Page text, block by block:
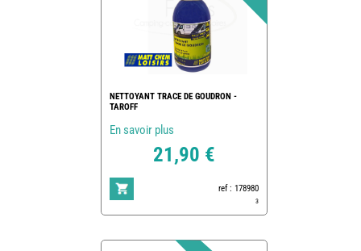
NETTOYANT TRACE DE GOUDRON -
TAROFF
En savoir plus
21,90 €
ref : 178980
3